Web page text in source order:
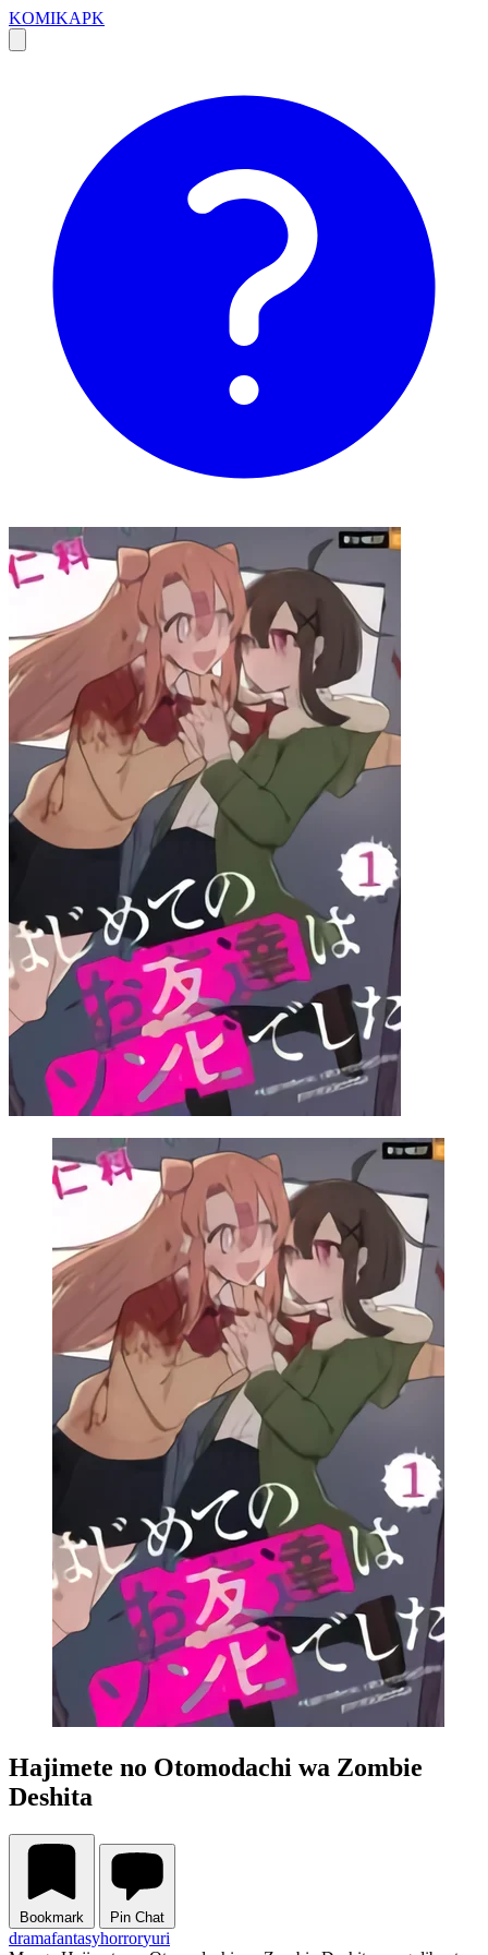
KOMIKAPK
Hajimete no Otomodachi wa Zombie
Deshita
Bookmark Pin Chat
dramafantasyhorroryuri